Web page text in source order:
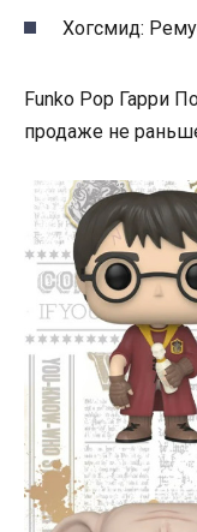
Хогсмид:
Funko Pop Гарри
продаже не